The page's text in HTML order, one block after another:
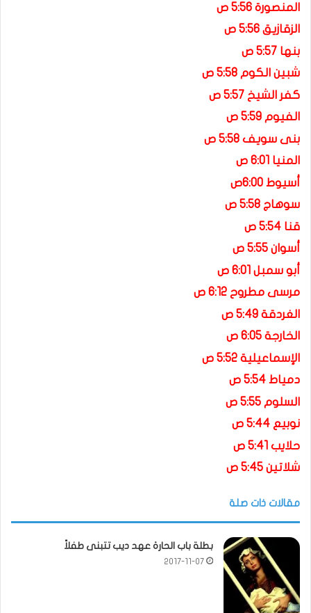
المنصورة 5:56 ص
الزقازيق 5:56 ص
بنها 5:57 ص
شبين الكوم 5:58 ص
كفر الشيخ 5:57 ص
الفيوم 5:59 ص
بنى سويف 5:58 ص
المنيا 6:01 ص
أسيوط 6:00ص
سوهاج 5:58 ص
قنا 5:54 ص
أسوان 5:55 ص
أبو سمبل 6:01 ص
مرسى مطروح 6:12 ص
الغردقة 5:49 ص
الخارجة 6:05 ص
الإسماعيلية 5:52 ص
دمياط 5:54 ص
السلوم 5:55 ص
نوبيع 5:44 ص
حلايب 5:41 ص
شلاتين 5:45 ص
مقالات ذات صلة
بطلة باب الحارة عهد ديب تتبنى طفلاً
2017-11-07